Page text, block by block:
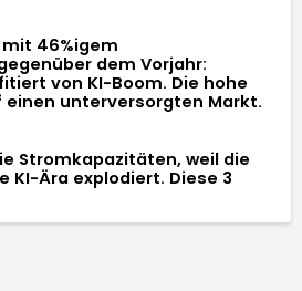
46%igem
dem Vorjahr:
von KI-Boom. Die hohe
unterversorgten Markt.
Stromkapazitäten, weil die
KI-Ära explodiert. Diese 3